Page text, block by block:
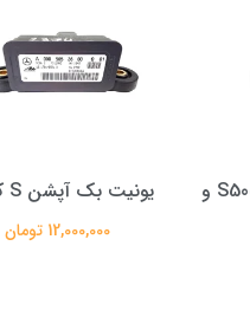
موتور شیشه بالابر S500
7,000,000 تومان